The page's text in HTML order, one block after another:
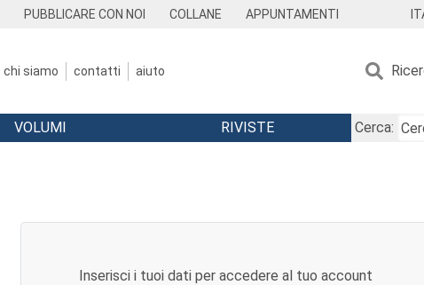
PUBBLICARE CON NOI COLLANE APPUNTAMENTI
chi siamo contatti aiuto
VOLUMI RIVISTE
Cerca:
Inserisci i tuoi dati per accedere al tuo account